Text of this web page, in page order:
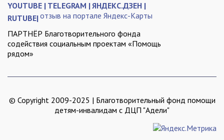
YOUTUBE | TELEGRAM |ЯНДЕКС.ДЗЕН |
RUTUBE|отзыв на портале Яндекс-Карты
ПАРТНЁР Благотворительного фонда
содействия социальным проектам «Помощь
рядом»
© Copyright 2009-2025 | Благотворительный фонд помощи
детям-инвалидам с ДЦП "Адели"